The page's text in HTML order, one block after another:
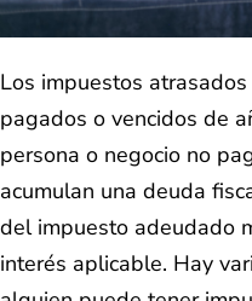
Los impuestos
pagados o vencidos de
persona o negocio no
acumulan una deuda
del impuesto adeudado
interés aplicable. Hay